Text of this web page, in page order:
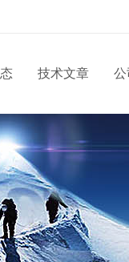
技术文章 公